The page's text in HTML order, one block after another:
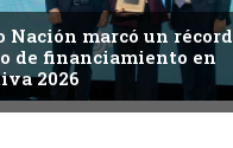
Nación marcó un récord
de financiamiento en
2026